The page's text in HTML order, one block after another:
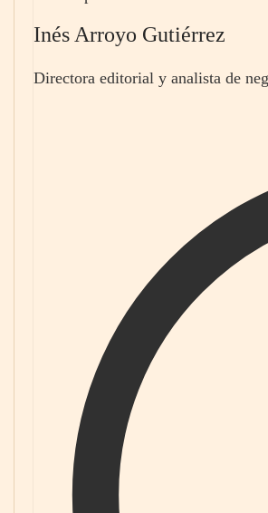
Inés Arroyo Gutiérrez
Directora editorial y analista de